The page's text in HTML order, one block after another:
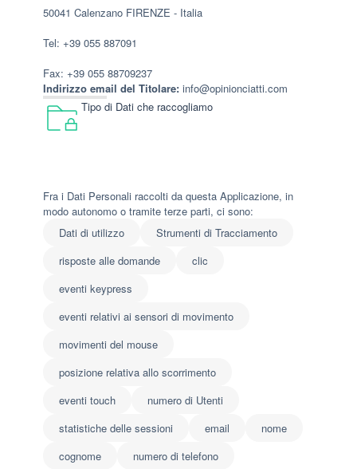
50041 Calenzano FIRENZE - Italia
Tel: +39 055 887091
Fax: +39 055 88709237
Indirizzo email del Titolare: info@opinionciatti.com
Tipo di Dati che raccogliamo
Fra i Dati Personali raccolti da questa Applicazione, in
modo autonomo o tramite terze parti, ci sono:
Dati di utilizzo
Strumenti di Tracciamento
risposte alle domande
clic
eventi keypress
eventi relativi ai sensori di movimento
movimenti del mouse
posizione relativa allo scorrimento
eventi touch
numero di Utenti
statistiche delle sessioni
email
nome
cognome
numero di telefono